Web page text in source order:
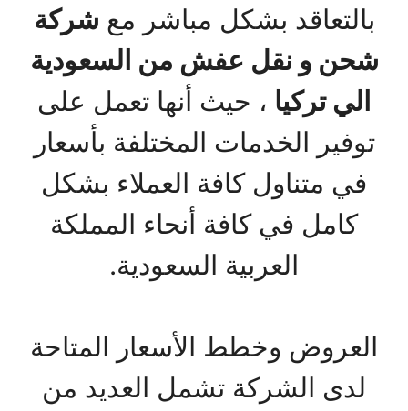
بالتعاقد بشكل مباشر مع شركة
شحن و نقل عفش من السعودية
الي تركيا ، حيث أنها تعمل على
توفير الخدمات المختلفة بأسعار
في متناول كافة العملاء بشكل
كامل في كافة أنحاء المملكة
العربية السعودية.
العروض وخطط الأسعار المتاحة
لدى الشركة تشمل العديد من